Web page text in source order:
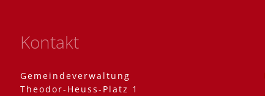
Kontakt
Gemeindeverwaltung
Theodor-Heuss-Platz 1